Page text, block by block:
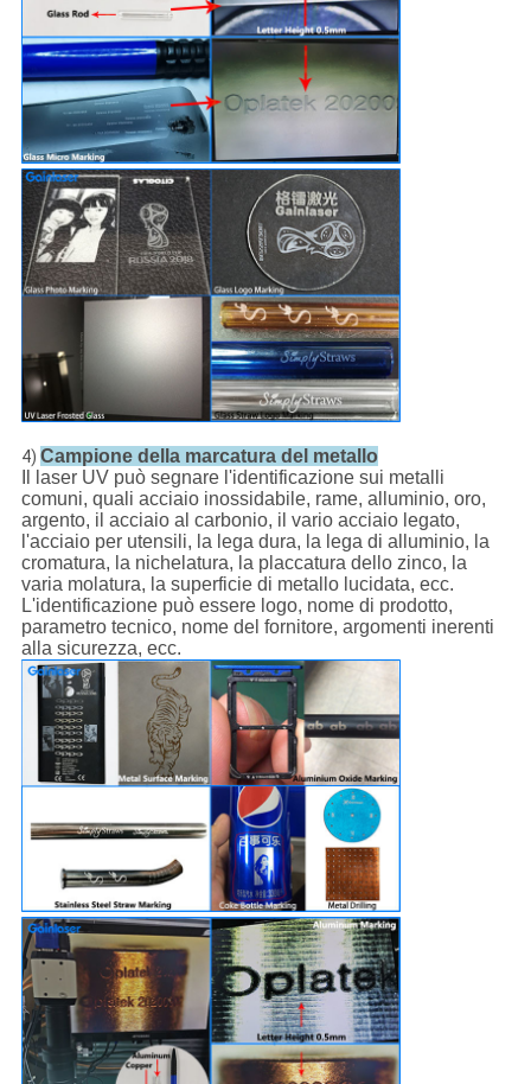
4) Campione della marcatura del metallo
Il laser UV può segnare l'identificazione sui metalli
comuni, quali acciaio inossidabile, rame, alluminio, oro,
argento, il acciaio al carbonio, il vario acciaio legato,
l'acciaio per utensili, la lega dura, la lega di alluminio, la
cromatura, la nichelatura, la placcatura dello zinco, la
varia molatura, la superficie di metallo lucidata, ecc.
L'identificazione può essere logo, nome di prodotto,
parametro tecnico, nome del fornitore, argomenti inerenti
alla sicurezza, ecc.